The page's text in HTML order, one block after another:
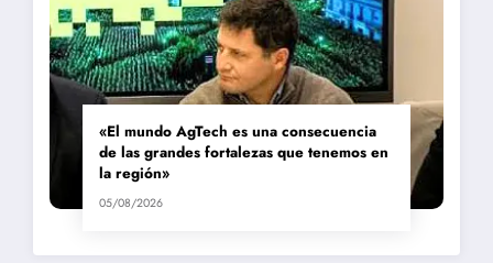
«El mundo AgTech es una consecuencia
de las grandes fortalezas que tenemos en
la región»
05/08/2026